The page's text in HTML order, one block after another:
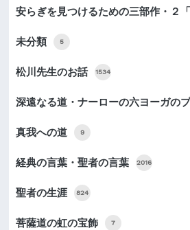
安らぎを見つけるための三部作・２「
未分類 5
松川先生のお話 1534
深遠なる道・ナーローの六ヨーガの
真我への道 9
経典の言葉・聖者の言葉 2016
聖者の生涯 824
菩薩道の虹の宝飾 7